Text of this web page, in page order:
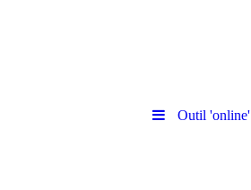
Outil 'online'